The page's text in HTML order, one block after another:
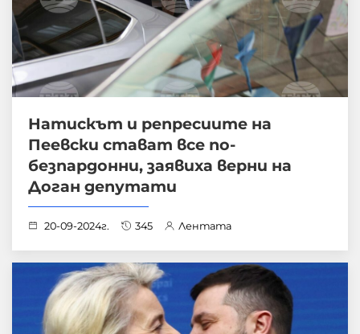
Натискът и репресиите на
Пеевски стават все по-
безпардонни, заявиха верни на
Доган депутати
20-09-2024г. 345 Лентата